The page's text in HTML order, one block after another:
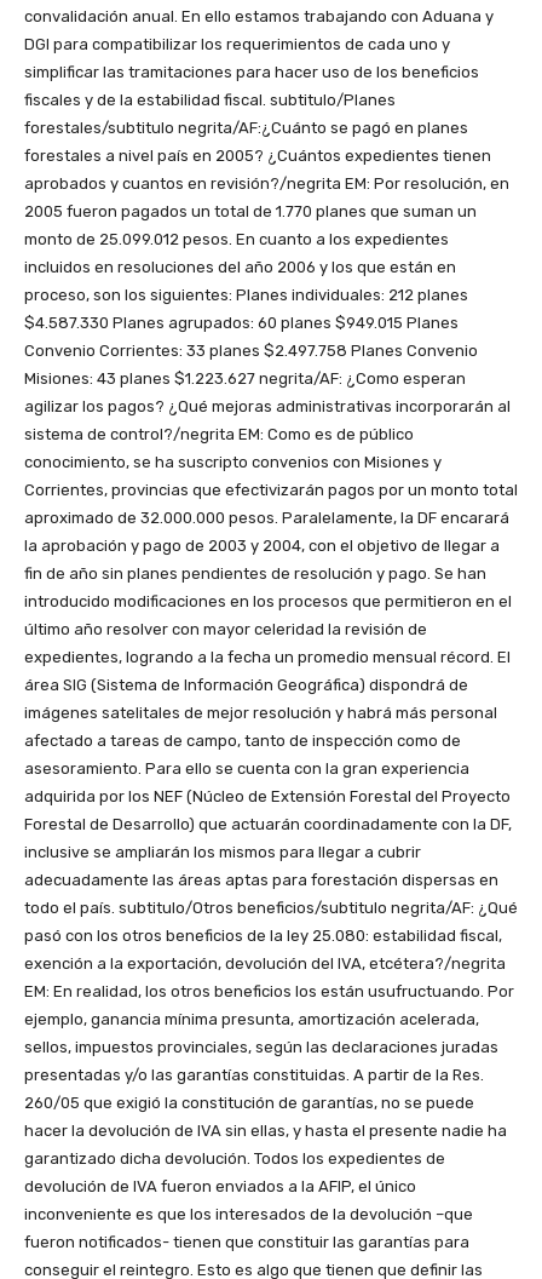
convalidación anual. En ello estamos trabajando con Aduana y
DGI para compatibilizar los requerimientos de cada uno y
simplificar las tramitaciones para hacer uso de los beneficios
fiscales y de la estabilidad fiscal. subtitulo/Planes
forestales/subtitulo negrita/AF:¿Cuánto se pagó en planes
forestales a nivel país en 2005? ¿Cuántos expedientes tienen
aprobados y cuantos en revisión?/negrita EM: Por resolución, en
2005 fueron pagados un total de 1.770 planes que suman un
monto de 25.099.012 pesos. En cuanto a los expedientes
incluidos en resoluciones del año 2006 y los que están en
proceso, son los siguientes: Planes individuales: 212 planes
$4.587.330 Planes agrupados: 60 planes $949.015 Planes
Convenio Corrientes: 33 planes $2.497.758 Planes Convenio
Misiones: 43 planes $1.223.627 negrita/AF: ¿Como esperan
agilizar los pagos? ¿Qué mejoras administrativas incorporarán al
sistema de control?/negrita EM: Como es de público
conocimiento, se ha suscripto convenios con Misiones y
Corrientes, provincias que efectivizarán pagos por un monto total
aproximado de 32.000.000 pesos. Paralelamente, la DF encarará
la aprobación y pago de 2003 y 2004, con el objetivo de llegar a
fin de año sin planes pendientes de resolución y pago. Se han
introducido modificaciones en los procesos que permitieron en el
último año resolver con mayor celeridad la revisión de
expedientes, logrando a la fecha un promedio mensual récord. El
área SIG (Sistema de Información Geográfica) dispondrá de
imágenes satelitales de mejor resolución y habrá más personal
afectado a tareas de campo, tanto de inspección como de
asesoramiento. Para ello se cuenta con la gran experiencia
adquirida por los NEF (Núcleo de Extensión Forestal del Proyecto
Forestal de Desarrollo) que actuarán coordinadamente con la DF,
inclusive se ampliarán los mismos para llegar a cubrir
adecuadamente las áreas aptas para forestación dispersas en
todo el país. subtitulo/Otros beneficios/subtitulo negrita/AF: ¿Qué
pasó con los otros beneficios de la ley 25.080: estabilidad fiscal,
exención a la exportación, devolución del IVA, etcétera?/negrita
EM: En realidad, los otros beneficios los están usufructuando. Por
ejemplo, ganancia mínima presunta, amortización acelerada,
sellos, impuestos provinciales, según las declaraciones juradas
presentadas y/o las garantías constituidas. A partir de la Res.
260/05 que exigió la constitución de garantías, no se puede
hacer la devolución de IVA sin ellas, y hasta el presente nadie ha
garantizado dicha devolución. Todos los expedientes de
devolución de IVA fueron enviados a la AFIP, el único
inconveniente es que los interesados de la devolución –que
fueron notificados- tienen que constituir las garantías para
conseguir el reintegro. Esto es algo que tienen que definir las